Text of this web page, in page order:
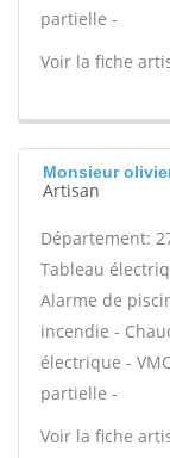
partielle -
Voir la fiche
Monsieur
Artisan
Département:
Tableau
Alarme de
incendie -
électrique -
partielle -
Voir la fiche